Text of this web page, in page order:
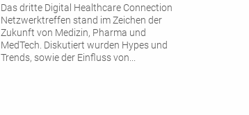
Das dritte Digital Healthcare Connection
Netzwerktreffen stand im Zeichen der
Zukunft von Medizin, Pharma und
MedTech. Diskutiert wurden Hypes und
Trends, sowie der Einfluss von...